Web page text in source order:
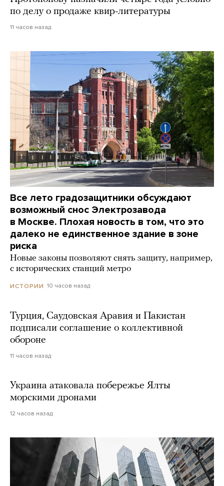
по делу о продаже квир-литературы
11 часов назад
Все лето градозащитники обсуждают
возможный снос Электрозавода
в Москве. Плохая новость в том, что это
далеко не единственное здание в зоне
риска
Новые законы позволяют снять защиту, например,
с исторических станций метро
ИСТОРИИ 10 часов назад
Турция, Саудовская Аравия и Пакистан
подписали соглашение о коллективной
обороне
11 часов назад
Украина атаковала побережье Ялты
морскими дронами
12 часов назад